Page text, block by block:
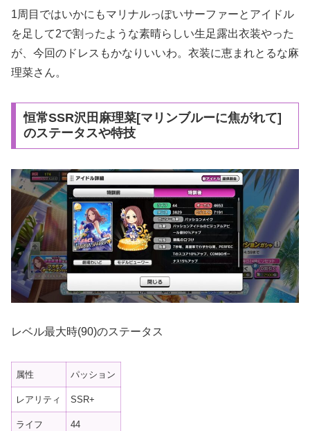
1周目ではいかにもマリナルっぽいサーファーとアイドル
を足して2で割ったような素晴らしい生足露出衣装やった
が、今回のドレスもかなりいいわ。衣装に恵まれとるな麻
理菜さん。
恒常SSR沢田麻理菜[マリンブルーに焦がれて]
のステータスや特技
レベル最大時(90)のステータス
属性 パッション
レアリティ SSR+
ライフ 44